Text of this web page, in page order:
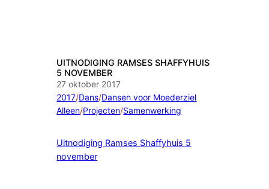
UITNODIGING RAMSES SHAFFYHUIS
5 NOVEMBER
27 oktober 2017
2017/Dans/Dansen voor Moederziel
Alleen/Projecten/Samenwerking
Uitnodiging Ramses Shaffyhuis 5
november